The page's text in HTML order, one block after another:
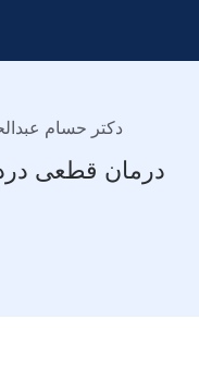
دکتر حسام
درمان قطعی